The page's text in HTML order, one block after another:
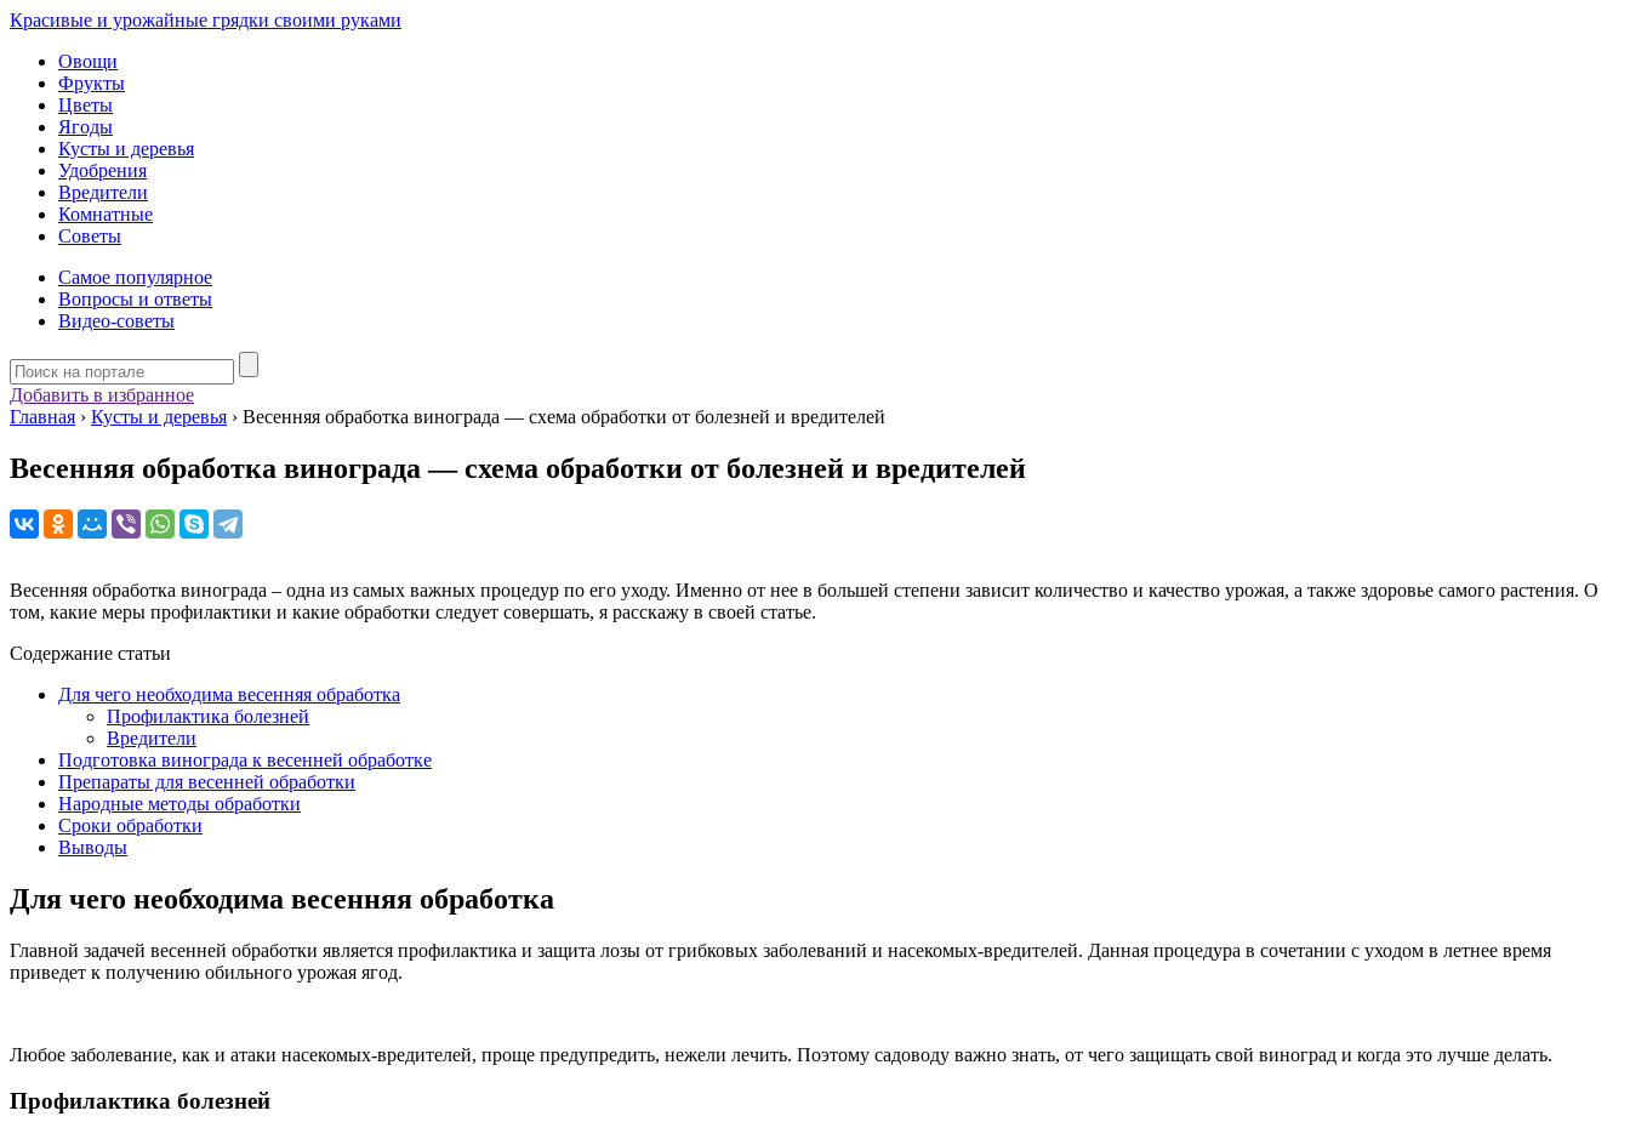
Красивые и урожайные грядки своими руками
Овощи
Фрукты
Цветы
Ягоды
Кусты и деревья
Удобрения
Вредители
Комнатные
Советы
Самое популярное
Вопросы и ответы
Видео-советы
Добавить в избранное
Главная › Кусты и деревья › Весенняя обработка винограда — схема обработки от болезней и вредителей
Весенняя обработка винограда — схема обработки от болезней и вредителей
Весенняя обработка винограда – одна из самых важных процедур по его уходу. Именно от нее в большей степени зависит количество и качество урожая, а также здоровье самого растения. О
том, какие меры профилактики и какие обработки следует совершать, я расскажу в своей статье.
Содержание статьи
Для чего необходима весенняя обработка
Профилактика болезней
Вредители
Подготовка винограда к весенней обработке
Препараты для весенней обработки
Народные методы обработки
Сроки обработки
Выводы
Для чего необходима весенняя обработка
Главной задачей весенней обработки является профилактика и защита лозы от грибковых заболеваний и насекомых-вредителей. Данная процедура в сочетании с уходом в летнее время
приведет к получению обильного урожая ягод.
Любое заболевание, как и атаки насекомых-вредителей, проще предупредить, нежели лечить. Поэтому садоводу важно знать, от чего защищать свой виноград и когда это лучше делать.
Профилактика болезней